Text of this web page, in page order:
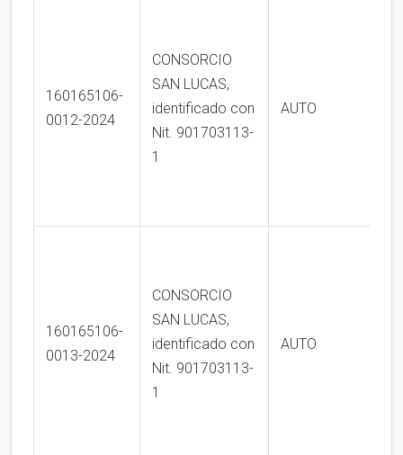
160165106-
0012-2024
CONSORCIO
SAN LUCAS,
identificado con
Nit. 901703113-
1
AUTO
160165106-
0013-2024
CONSORCIO
SAN LUCAS,
identificado con
Nit. 901703113-
1
AUTO